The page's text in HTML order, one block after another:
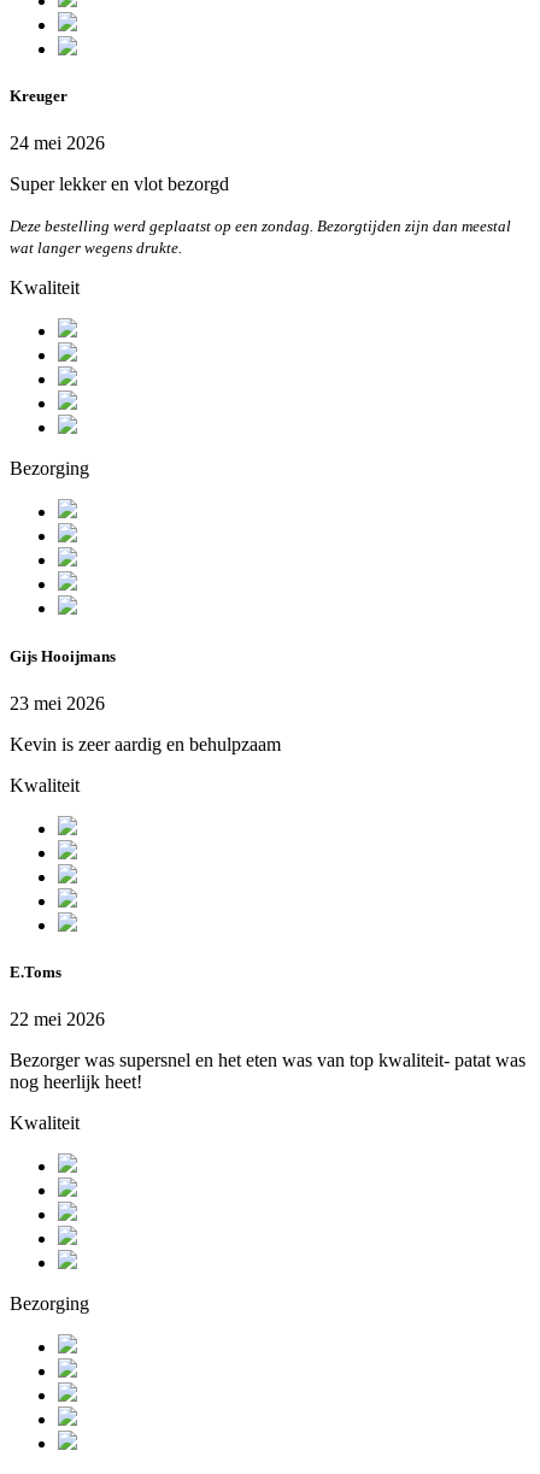
Kreuger
24 mei 2026
Super lekker en vlot bezorgd
Deze bestelling werd geplaatst op een zondag. Bezorgtijden zijn dan meestal
wat langer wegens drukte.
Kwaliteit
Bezorging
Gijs Hooijmans
23 mei 2026
Kevin is zeer aardig en behulpzaam
Kwaliteit
E.Toms
22 mei 2026
Bezorger was supersnel en het eten was van top kwaliteit- patat was
nog heerlijk heet!
Kwaliteit
Bezorging